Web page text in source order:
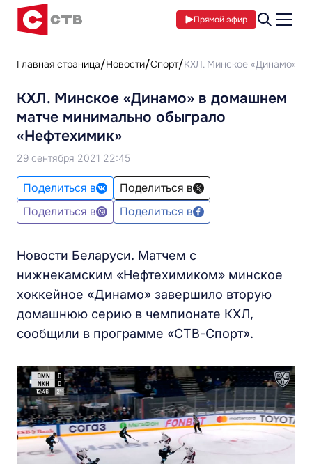
Прямой эфир
Главная страница Новости Спорт КХЛ. Минское «Динамо» в
КХЛ. Минское «Динамо» в домашнем
матче минимально обыграло
«Нефтехимик»
29 сентября 2021 22:45
Поделиться в
Поделиться в
Поделиться в
Поделиться в
Новости Беларуси. Матчем с
нижнекамским «Нефтехимиком» минское
хоккейное «Динамо» завершило вторую
домашнюю серию в чемпионате КХЛ,
сообщили в программе «СТВ-Спорт».